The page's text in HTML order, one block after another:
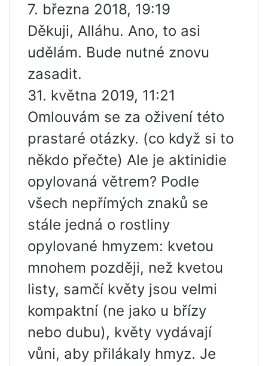
7. března 2018, 19:19
Děkuji, Alláhu. Ano, to asi
udělám. Bude nutné znovu
zasadit.
31. května 2019, 11:21
Omlouvám se za oživení této
prastaré otázky. (co když si to
někdo přečte) Ale je aktinidie
opylovaná větrem? Podle
všech nepřímých znaků se
stále jedná o rostliny
opylované hmyzem: kvetou
mnohem později, než kvetou
listy, samčí květy jsou velmi
kompaktní (ne jako u břízy
nebo dubu), květy vydávají
vůni, aby přilákaly hmyz. Je